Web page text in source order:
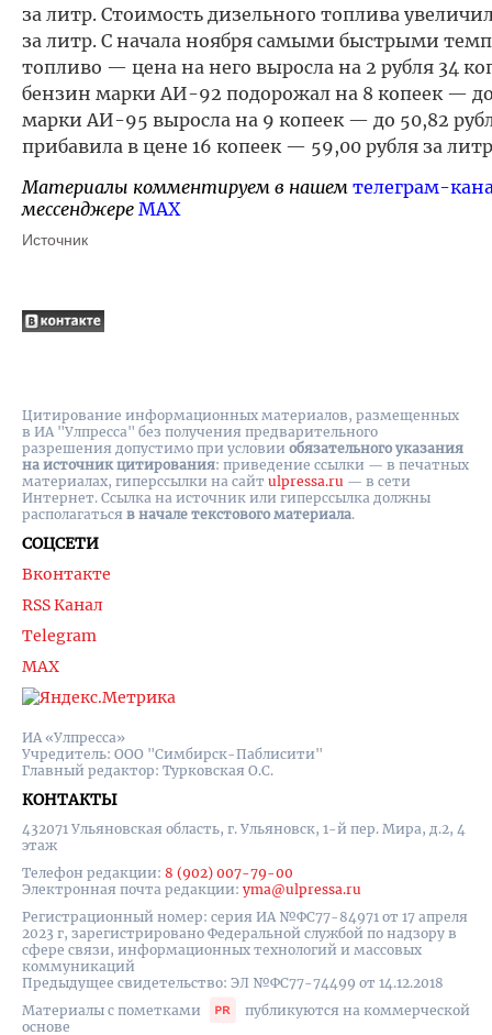
за литр. Стоимость дизельного топлива
за литр. С начала ноября самыми быстрыми
топливо — цена на него выросла на 2 рубля 34
бензин марки АИ-92 подорожал на 8 копеек —
марки АИ-95 выросла на 9 копеек — до 50,82
прибавила в цене 16 копеек — 59,00 рубля за
Материалы комментируем в нашем телеграм-
мессенджере MAX
Источник
ИА «Улпресса»
Учредитель: ООО "Симбирск-Паблисити"
Главный редактор: Турковская О.С.
КОНТАКТЫ
432071 Ульяновская область, г. Ульяновск, 1-й пер. Мира, д.2, 4
этаж
Телефон редакции: 8 (902) 007-79-00
Электронная почта редакции: yma@ulpressa.ru
Регистрационный номер: серия ИА №ФС77-84971 от 17 апреля
2023 г, зарегистрировано Федеральной службой по надзору в
сфере связи, информационных технологий и массовых
коммуникаций
Предыдущее свидетельство: ЭЛ №ФС77-74499 от 14.12.2018
Материалы с пометками
публикуются на коммерческой
основе
СОЦСЕТИ
Вконтакте
RSS Канал
Telegram
MAX
Цитирование информационных материалов, размещенных
в ИА "Улпресса" без получения предварительного
разрешения допустимо при условии обязательного указания
на источник цитирования: приведение ссылки — в печатных
материалах, гиперссылки на cайт ulpressa.ru — в сети
Интернет. Ссылка на источник или гиперссылка должны
располагаться в начале текстового материала.